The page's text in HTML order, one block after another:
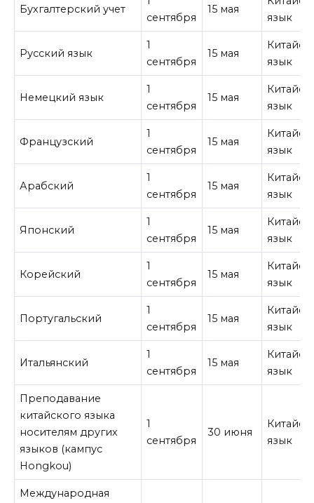
Бухгалтерский учет
сентября
15 мая
язык
Русский язык
1
сентября
15 мая
язык
Немецкий язык
1
сентября
15 мая
язык
Французский
1
сентября
15 мая
язык
Арабский
1
сентября
15 мая
язык
Японский
1
сентября
15 мая
язык
Корейский
1
сентября
15 мая
язык
Португальский
1
сентября
15 мая
язык
Итальянский
1
сентября
15 мая
язык
Преподавание
китайского языка
носителям других
языков (кампус
Hongkou)
1
сентября
30 июня
язык
Международная